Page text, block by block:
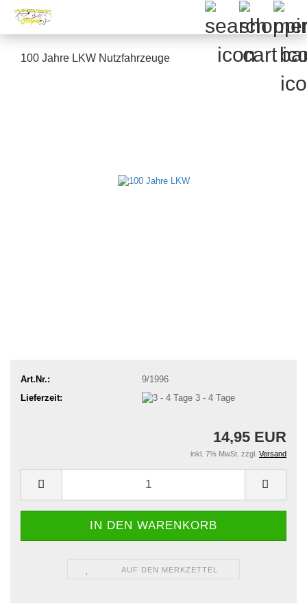
100 Jahre LKW Nutzfahrzeuge
Art.Nr.:
9/1996
Lieferzeit:
3 - 4 Tage
14,95 EUR
inkl. 7% MwSt. zzgl. Versand
AUF DEN MERKZETTEL